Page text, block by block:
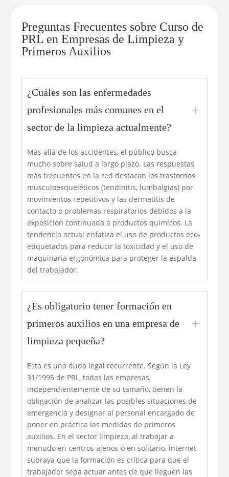
Preguntas Frecuentes sobre Curso de
PRL en Empresas de Limpieza y
Primeros Auxilios
¿Cuáles son las enfermedades
profesionales más comunes en el
sector de la limpieza actualmente?
L
Más allá de los accidentes, el público busca
mucho sobre salud a largo plazo. Las respuestas
más frecuentes en la red destacan los trastornos
musculoesqueléticos (tendinitis, lumbalgias) por
movimientos repetitivos y las dermatitis de
contacto o problemas respiratorios debidos a la
exposición continuada a productos químicos. La
tendencia actual enfatiza el uso de productos eco-
etiquetados para reducir la toxicidad y el uso de
maquinaria ergonómica para proteger la espalda
del trabajador.
¿Es obligatorio tener formación en
primeros auxilios en una empresa de
limpieza pequeña?
L
Esta es una duda legal recurrente. Según la Ley
31/1995 de PRL, todas las empresas,
independientemente de su tamaño, tienen la
obligación de analizar las posibles situaciones de
emergencia y designar al personal encargado de
poner en práctica las medidas de primeros
auxilios. En el sector limpieza, al trabajar a
menudo en centros ajenos o en solitario, internet
subraya que la formación es crítica para que el
trabajador sepa actuar antes de que lleguen las